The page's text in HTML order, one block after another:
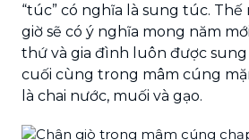
“túc” có nghĩa là sung túc.
giờ sẽ có ý nghĩa mong năm
thứ và gia đình luôn được sung
cuối cùng trong mâm cúng
là chai nước, muối và gạo.